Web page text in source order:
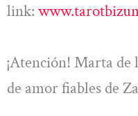
link:
¡Atención! Marta de
de amor fiables de